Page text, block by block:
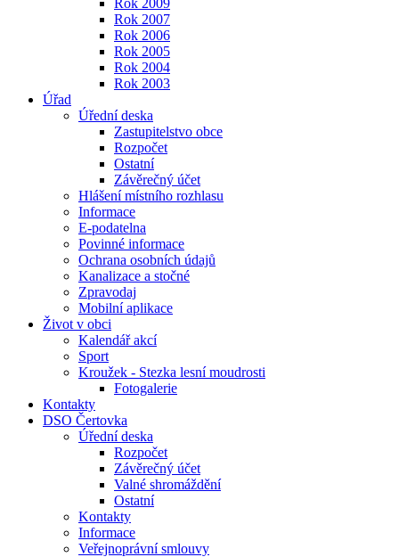
Rok 2009
Rok 2007
Rok 2006
Rok 2005
Rok 2004
Rok 2003
Úřad
Úřední deska
Zastupitelstvo obce
Rozpočet
Ostatní
Závěrečný účet
Hlášení místního rozhlasu
Informace
E-podatelna
Povinné informace
Ochrana osobních údajů
Kanalizace a stočné
Zpravodaj
Mobilní aplikace
Život v obci
Kalendář akcí
Sport
Kroužek - Stezka lesní moudrosti
Fotogalerie
Kontakty
DSO Čertovka
Úřední deska
Rozpočet
Závěrečný účet
Valné shromáždění
Ostatní
Kontakty
Informace
Veřejnoprávní smlouvy